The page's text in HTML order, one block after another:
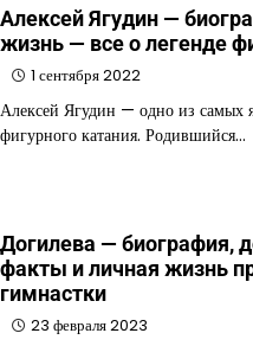
Алексей Ягудин —
жизнь — все о легенде
1 сентября 2022
Алексей Ягудин — одно из самых
фигурного катания. Родившийся…
Догилева — биография,
факты и личная жизнь
гимнастки
23 февраля 2023